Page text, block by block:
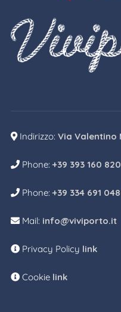
Indirizzo: Via Valentino
Phone:+39 393 160
Phone:+39 334 691
Mail: info@viviporto.it
Privacy Policy link
Cookie link